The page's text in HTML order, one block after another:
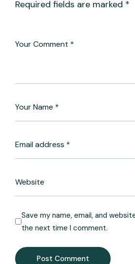
Required fields are marked *
Save my name, email, and
the next time I comment.
Post Comment